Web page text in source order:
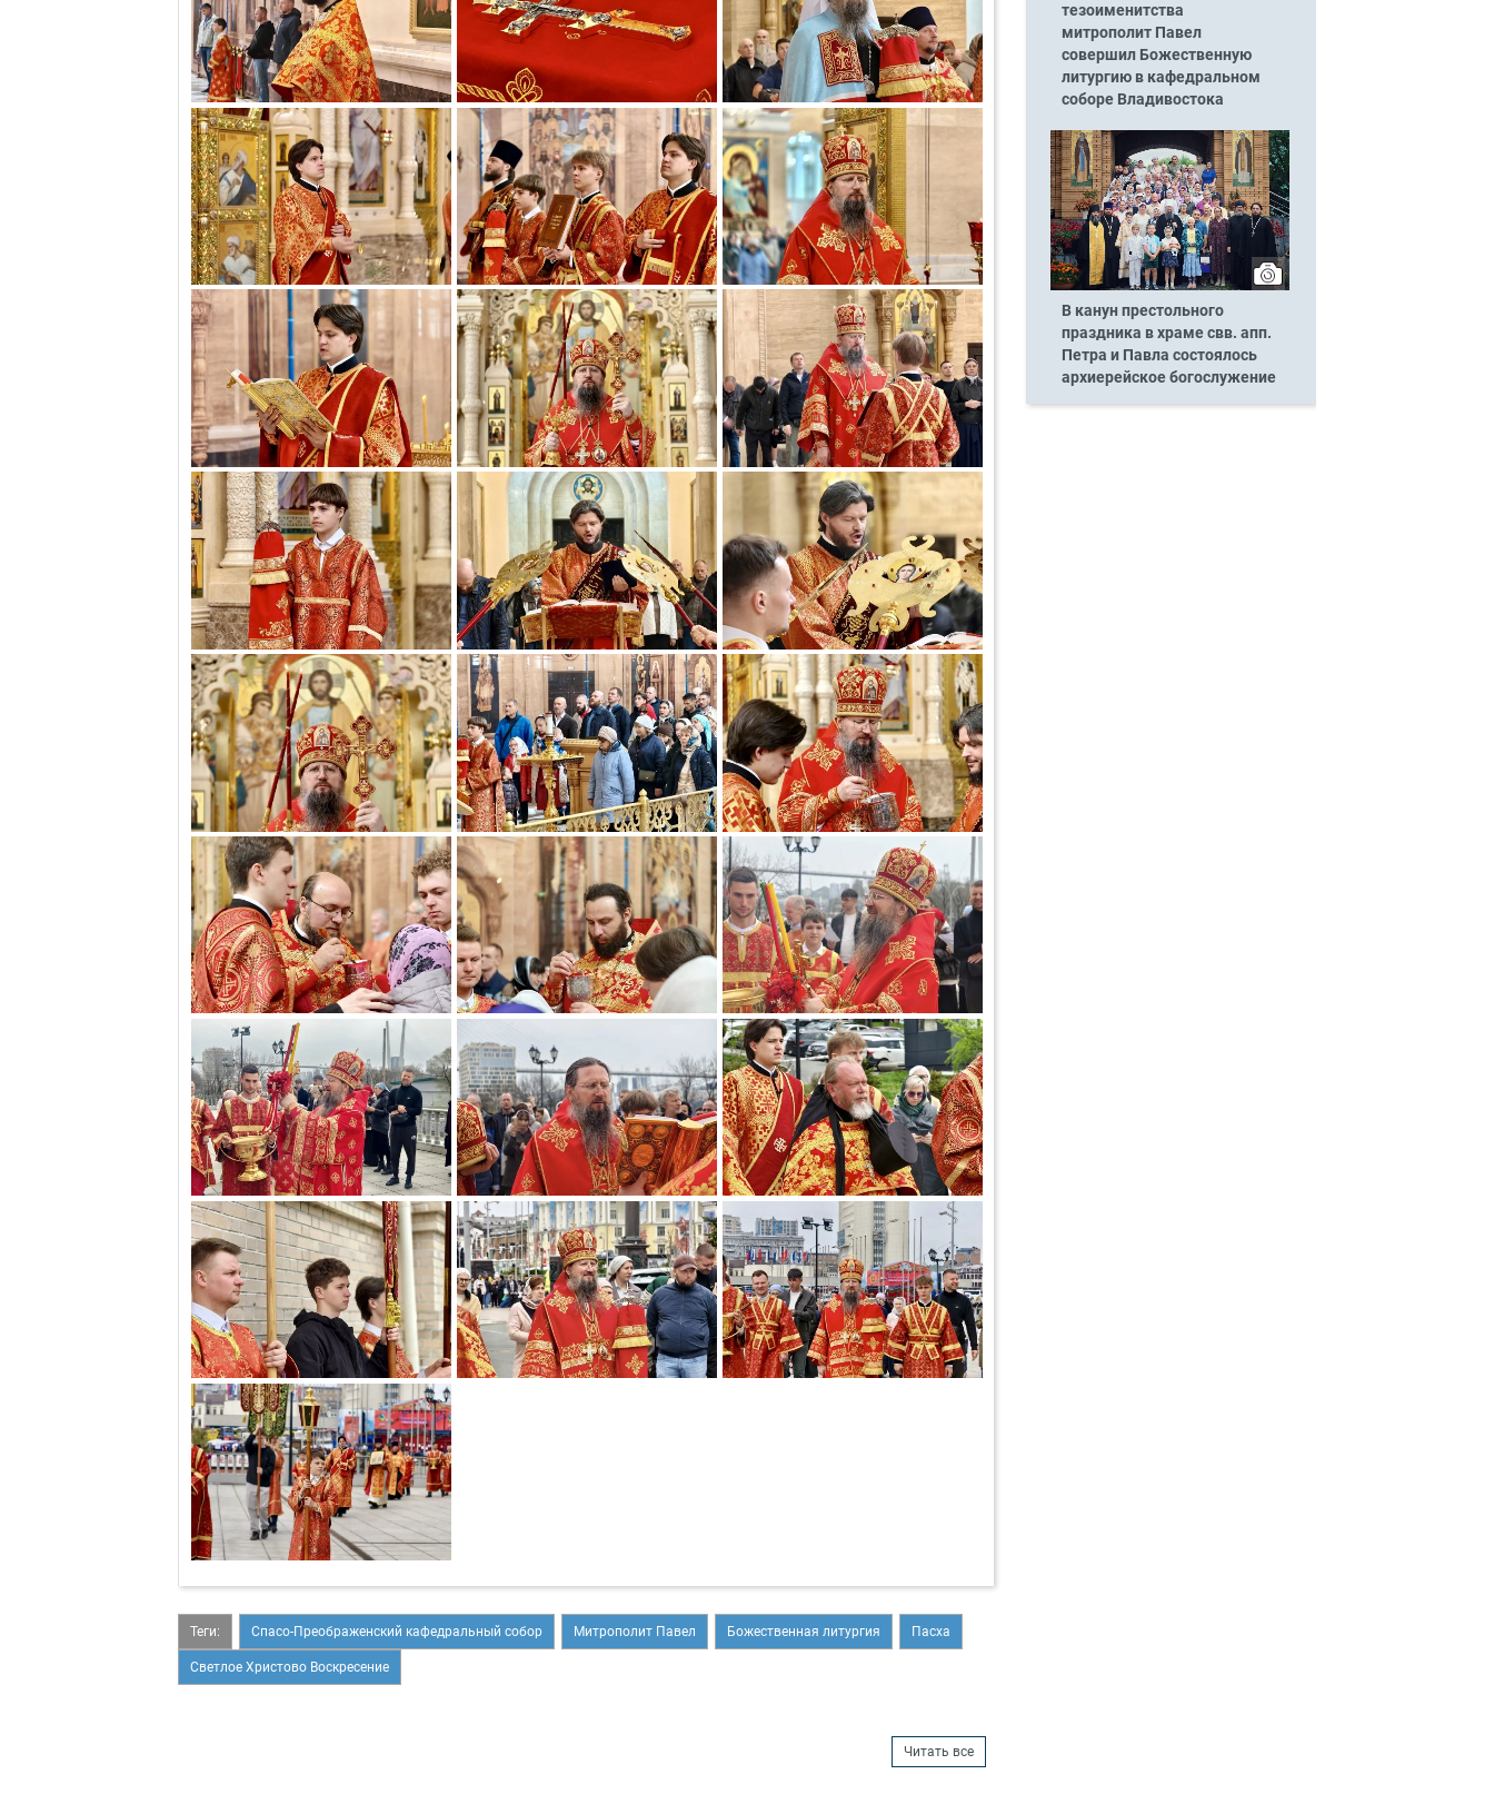
Теги: Спасо-Преображенский кафедральный собор Митрополит Павел Божественная литургия Пасха
Светлое Христово Воскресение
Читать все
тезоименитства
митрополит Павел
совершил Божественную
литургию в кафедральном
соборе Владивостока
В канун престольного
праздника в храме свв. апп.
Петра и Павла состоялось
архиерейское богослужение